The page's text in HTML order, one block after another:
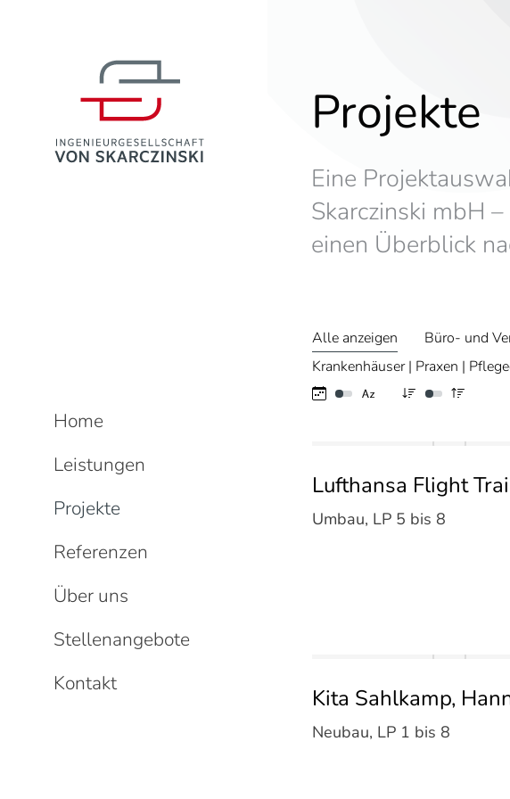
Home
Leistungen
Projekte
Referenzen
Über uns
Stellenangebote
Kontakt
Projekte
Eine
Skarczinski mbH
einen Überblick
Alle anzeigen Büro- und
Krankenhäuser | Praxen |
Lufthansa Flight
Umbau, LP 5 bis 8
Kita Sahl­kamp,
Neubau, LP 1 bis 8